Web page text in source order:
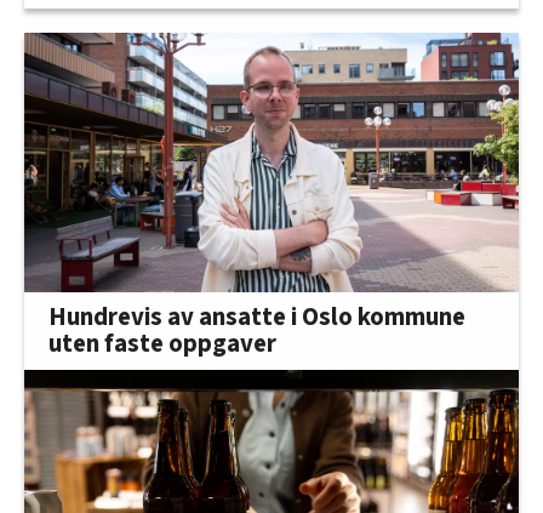
Hundrevis av ansatte i Oslo kommune
uten faste oppgaver